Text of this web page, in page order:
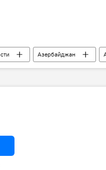
Азербайджан
мирный договор